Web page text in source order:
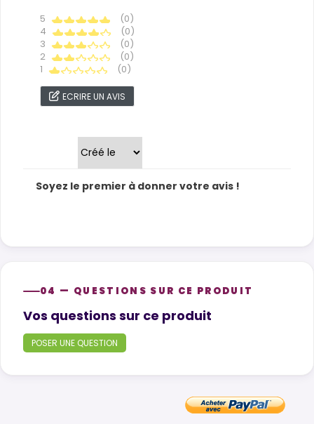
5
(0)
4
(0)
3
(0)
2
(0)
1
(0)
ECRIRE UN AVIS
Soyez le premier à donner votre avis !
04 — QUESTIONS SUR CE PRODUIT
Product questions
Vos questions sur ce produit
POSER UNE QUESTION